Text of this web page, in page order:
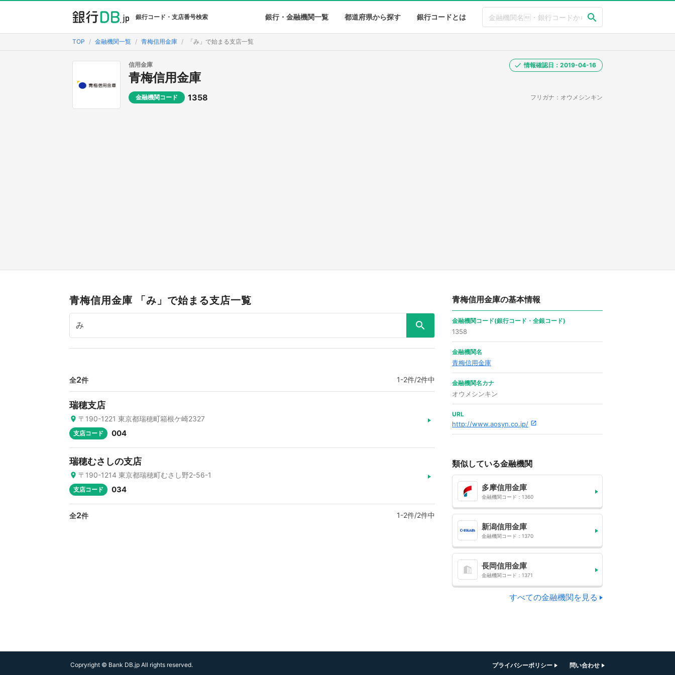
銀行コード・支店番号検索 銀行・金融機関一覧 都道府県から探す 銀行コードとは
TOP 金融機関一覧 青梅信用金庫 「み」で始まる支店一覧
信用金庫
青梅信用金庫
金融機関コード 1358 フリガナ：オウメシンキン
情報確認日：2019-04-16
青梅信用金庫 「み」で始まる支店一覧
全2件 1-2件/2件中
瑞穂支店
〒190-1221 東京都瑞穂町箱根ケ崎2327
支店コード 004
瑞穂むさしの支店
〒190-1214 東京都瑞穂町むさし野2-56-1
支店コード 034
全2件 1-2件/2件中
青梅信用金庫の基本情報
金融機関コード(銀行コード・全銀コード)
1358
金融機関名
青梅信用金庫
金融機関名カナ
オウメシンキン
URL
http://www.aosyn.co.jp/
類似している金融機関
多摩信用金庫
金融機関コード：1360
新潟信用金庫
金融機関コード：1370
長岡信用金庫
金融機関コード：1371
すべての金融機関を見る
Copryright © Bank DB.jp All rights reserved. プライバシーポリシー 問い合わせ